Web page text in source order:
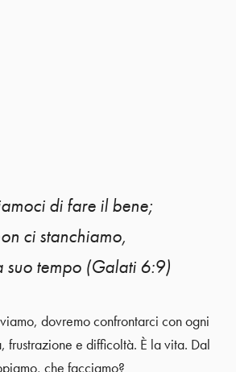
di fare il bene;
ci stanchiamo,
suo tempo (Galati 6:9)
dovremo confrontarci con ogni
frustrazione e difficoltà. È la vita. Dal
che facciamo?